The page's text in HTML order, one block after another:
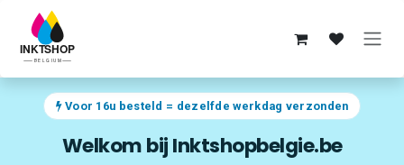
Overslaan naar inhoud
Voor 16u besteld = dezelfde werkdag verzonden
Welkom bij Inktshopbelgie.be